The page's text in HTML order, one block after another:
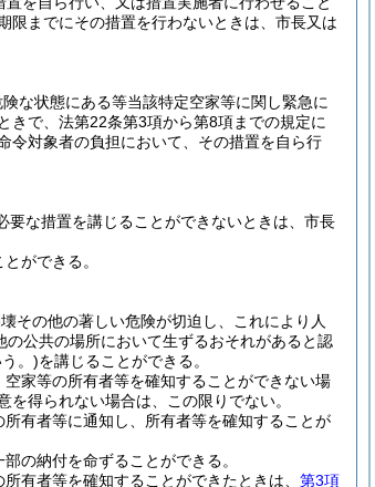
限までにその措置を行わないときは、市長又は
な状態にある等当該特定空家等に関し緊急に
きで、法第22条第3項から第8項までの規定に
令対象者の負担において、その措置を自ら行
な措置を講じることができないときは、市長
ができる。
その他の著しい危険が切迫し、これにより人
の公共の場所において生ずるおそれがあると認
。)を講じることができる。
空家等の所有者等を確知することができない場
得られない場合は、この限りでない。
有者等に通知し、所有者等を確知することが
の納付を命ずることができる。
有者等を確知することができたときは、 第3項